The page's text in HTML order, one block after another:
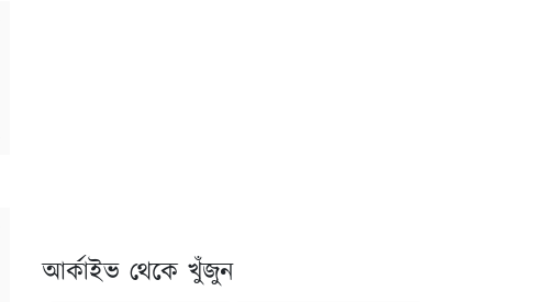
আর্কাইভ থেকে খুঁজুন